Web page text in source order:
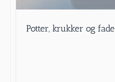
Potter, krukker og fade